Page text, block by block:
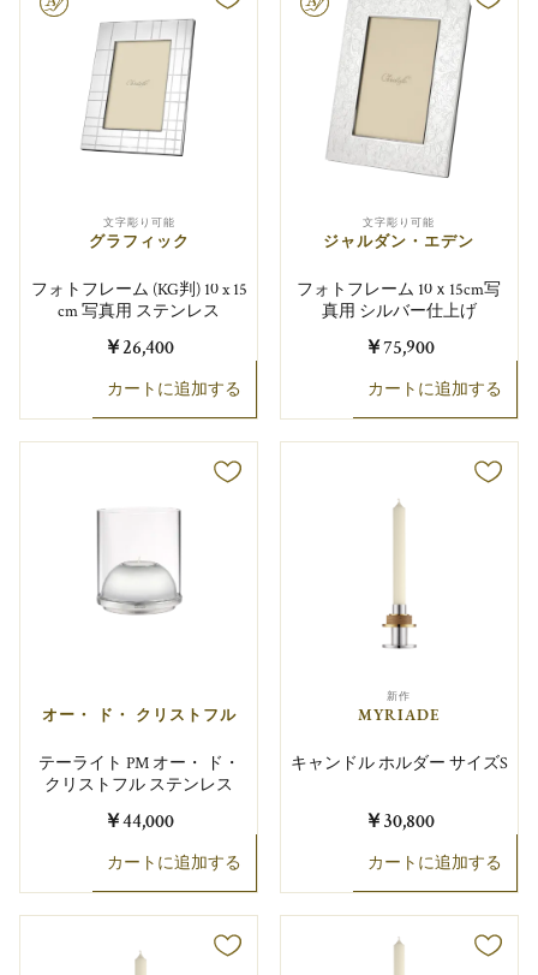
文字彫り可能
グラフィック
フォトフレーム (KG判) 10 x 15
cm 写真用 ステンレス
￥26,400
カートに追加する
文字彫り可能
ジャルダン・エデン
フォトフレーム 10ｘ15cm写
真用 シルバー仕上げ
￥75,900
カートに追加する
オー・ ド・ クリストフル
テーライト PM オー・ ド・
クリストフル ステンレス
￥44,000
カートに追加する
新作
MYRIADE
キャンドル ホルダー サイズS
￥30,800
カートに追加する